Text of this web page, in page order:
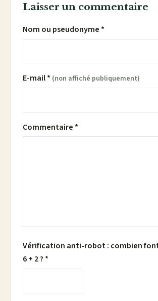
Laisser un commentaire
Nom ou pseudonyme *
E-mail * (non affiché publiquement)
Commentaire *
Vérification anti-robot : combien
6 + 2 ? *